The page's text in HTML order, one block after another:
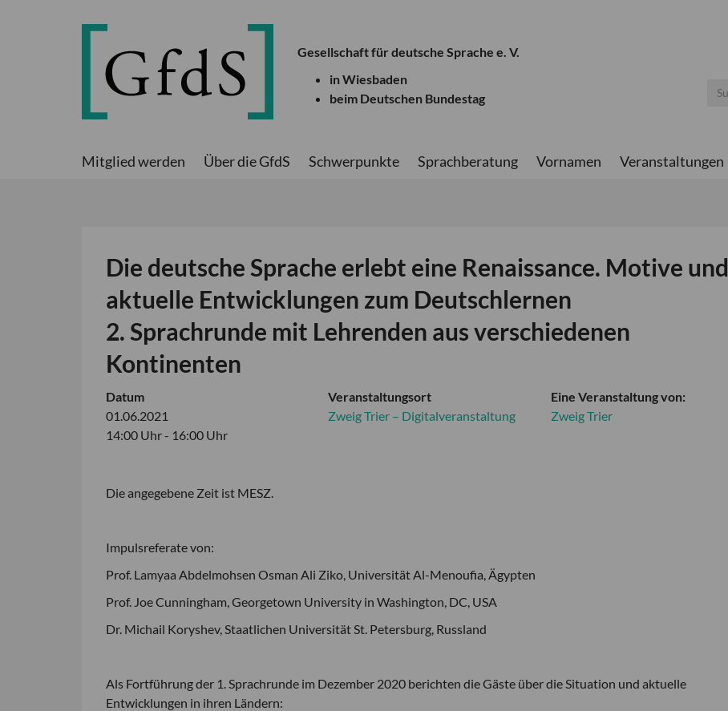
Gesellschaft für deutsche Sprache e. V.
in Wiesbaden
beim Deutschen Bundestag
Mitglied werden Über die GfdS Schwerpunkte Sprachberatung Vornamen Veranstaltungen
Die deutsche Sprache erlebt eine Renaissance. Motive und
aktuelle Entwicklungen zum Deutschlernen
2. Sprachrunde mit Lehrenden aus verschiedenen
Kontinenten
Datum
01.06.2021
14:00 Uhr - 16:00 Uhr
Veranstaltungsort
Zweig Trier – Digitalveranstaltung
Eine Veranstaltung von:
Zweig Trier
Die angegebene Zeit ist MESZ.
Impulsreferate von:
Prof. Lamyaa Abdelmohsen Osman Ali Ziko, Universität Al-Menoufia, Ägypten
Prof. Joe Cunningham, Georgetown University in Washington, DC, USA
Dr. Michail Koryshev, Staatlichen Universität St. Petersburg, Russland
Als Fortführung der 1. Sprachrunde im Dezember 2020 berichten die Gäste über die Situation und aktuelle
Entwicklungen in ihren Ländern: